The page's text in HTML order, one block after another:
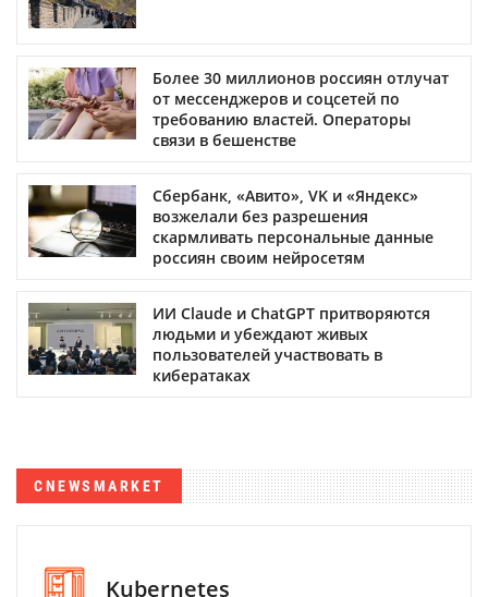
Более 30 миллионов россиян отлучат
от мессенджеров и соцсетей по
требованию властей. Операторы
связи в бешенстве
Сбербанк, «Авито», VK и «Яндекс»
возжелали без разрешения
скармливать персональные данные
россиян своим нейросетям
ИИ Claude и ChatGPT притворяются
людьми и убеждают живых
пользователей участвовать в
кибератаках
CNEWSMARKET
Kubernetes